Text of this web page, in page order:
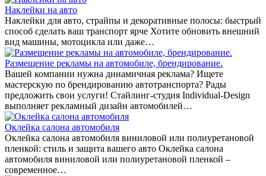
Наклейки на авто
Наклейки для авто, страйпы и декоративные полосы: быстрый
способ сделать ваш транспорт ярче Хотите обновить внешний
вид машины, мотоцикла или даже…
Размещение рекламы на автомобиле, брендирование.
Вашей компании нужна динамичная реклама? Ищете
мастерскую по брендированию автотранспорта? Рады
предложить свои услуги! Стайлинг-студия Individual-Design
выполняет рекламный дизайн автомобилей…
Оклейка салона автомобиля
Оклейка салона автомобиля виниловой или полиуретановой
пленкой: стиль и защита вашего авто Оклейка салона
автомобиля виниловой или полиуретановой пленкой –
современное…